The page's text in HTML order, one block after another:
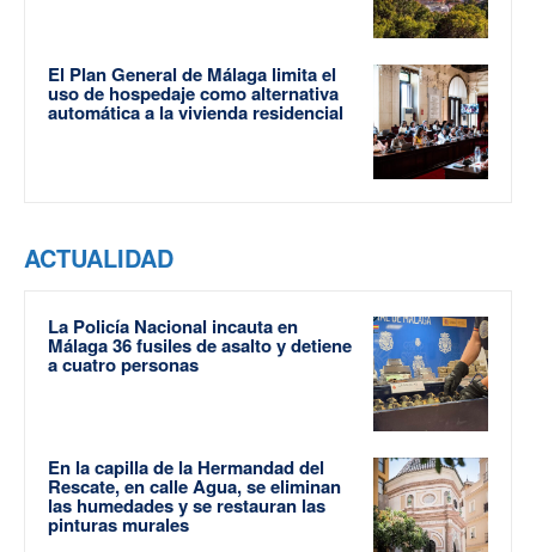
El Plan General de Málaga limita el
uso de hospedaje como alternativa
automática a la vivienda residencial
ACTUALIDAD
La Policía Nacional incauta en
Málaga 36 fusiles de asalto y detiene
a cuatro personas
En la capilla de la Hermandad del
Rescate, en calle Agua, se eliminan
las humedades y se restauran las
pinturas murales